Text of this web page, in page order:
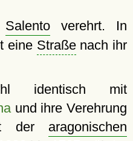
Salentoverehrt. In
eine Straßenach ihr
identisch mit
und ihre Verehrung
der aragonischen